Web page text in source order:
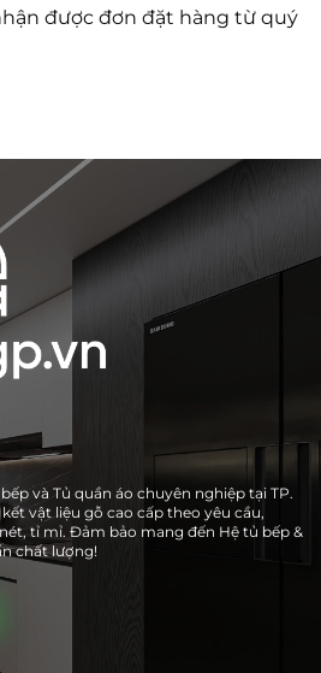
được đơn đặt hàng từ quý
và Tủ quần áo chuyên nghiệp tại TP.
vật liệu gỗ cao cấp theo yêu cầu,
tỉ mỉ. Đảm bảo mang đến Hệ tủ bếp &
chất lượng!